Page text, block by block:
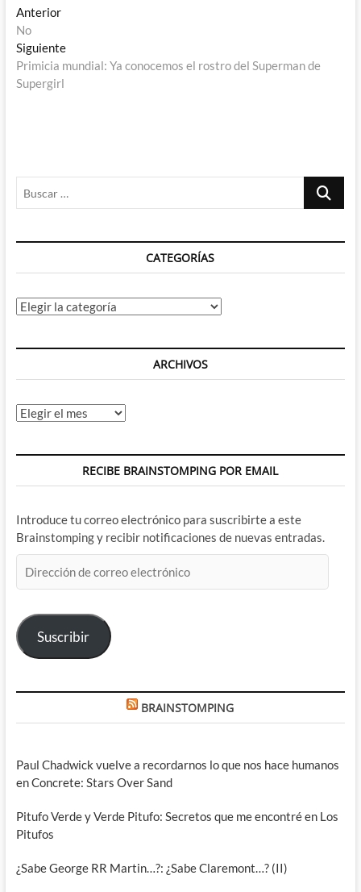
Navegación
de
entradas
AnteriorEntrada
No
SiguienteEntrada
siguiente:
Primicia mundial: Ya conocemos el rostro del Superman de
Supergirl
Buscar
CATEGORÍAS
Categorías
ARCHIVOS
Archivos
RECIBE BRAINSTOMPING POR EMAIL
Introduce tu correo electrónico para suscribirte a este
Brainstomping y recibir notificaciones de nuevas entradas.
de
electrónico
Suscribir
BRAINSTOMPING
Paul Chadwick vuelve a recordarnos lo que nos hace humanos
en Concrete: Stars Over Sand
Pitufo Verde y Verde Pitufo: Secretos que me encontré en Los
Pitufos
¿Sabe George RR Martin…?: ¿Sabe Claremont…? (II)